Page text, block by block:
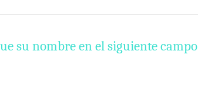
su nombre en el siguiente campo